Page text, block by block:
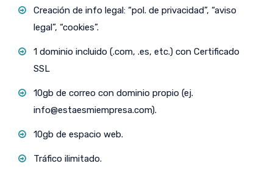
Creación de info legal: “pol. de privacidad”, “aviso
legal”, “cookies”.
1 dominio incluido (.com, .es, etc.) con Certificado
SSL
10gb de correo con dominio propio (ej.
info@estaesmiempresa.com).
10gb de espacio web.
Tráfico ilimitado.